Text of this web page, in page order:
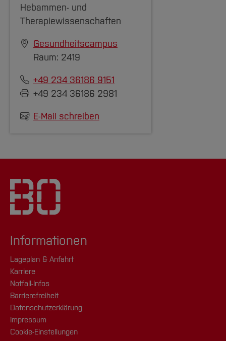
Hebammen- und
Therapiewissenschaften
Gesundheitscampus
Raum: 2419
+49 234 36186 9151
+49 234 36186 2981
E-Mail schreiben
Informationen
Lageplan & Anfahrt
Karriere
Notfall-Infos
Barrierefreiheit
Datenschutzerklärung
Impressum
Cookie-Einstellungen